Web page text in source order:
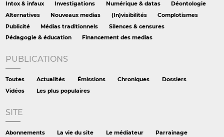
Intox & infaux
Investigations Numérique & datas
Déontologie
Alternatives
Nouveaux medias (In)visibilités
Complotismes
Publicité
Médias traditionnels
Silences & censures
Pédagogie & éducation
Financement des medias
PUBLICATIONS
Toutes Actualités Émissions Chroniques
Dossiers
Vidéos
Les plus populaires
SITE
Abonnements La vie du site Le médiateur
Parrainage